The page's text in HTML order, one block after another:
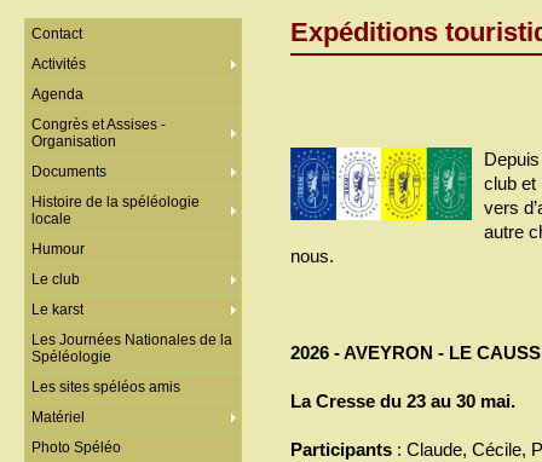
Expéditions
club et
vers
autre
nous.
2026 - AVEYRON - LE
La Cresse du 23 au 30 mai.
Participants : Claude, Cécile,
Contact
Activités
Agenda
Congrès et Assises -
Organisation
Documents
Histoire de la spéléologie
locale
Humour
Le club
Le karst
Les Journées Nationales de la
Spéléologie
Les sites spéléos amis
Matériel
Photo Spéléo